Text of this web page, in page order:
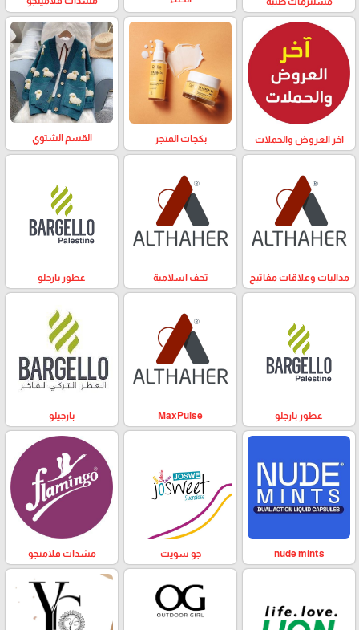
اخر العروض والحملات بكجات المتجر القسم الشتوي
مداليات وعلاقات مفاتيح تحف اسلامية عطور بارجلو
عطور بارجلو MaxPulse بارجيلو
nude mints جو سويت مشدات فلامنجو